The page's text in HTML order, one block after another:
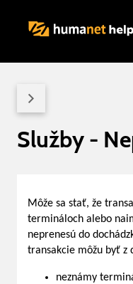
Služby -
Môže sa stať, že
termináloch alebo
neprenesú do
transakcie môžu byť z
neznámy